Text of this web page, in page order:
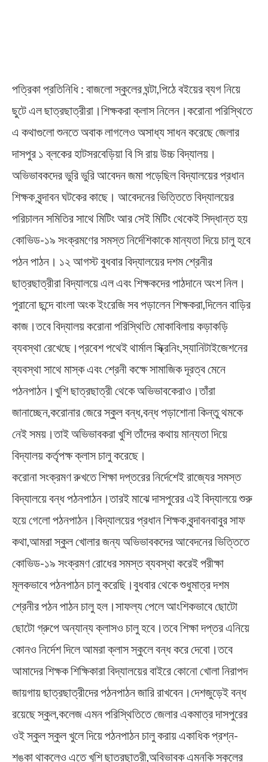
পত্রিকা প্রতিনিধি : বাজলো স্কুলের ঘন্টা,পিঠে বইয়ের ব্যগ নিয়ে
ছুটে এল ছাত্রছাত্রীরা।শিক্ষকরা ক্লাস নিলেন।করোনা পরিস্থিতে
এ কথাগুলো শুনতে অবাক লাগলেও অসাধ্য সাধন করেছে জেলার
দাসপুর ১ ব্লকের হাটসরবেড়িয়া বি সি রায় উচ্চ বিদ্যালয়।
অভিভাবকদের ভুরি ভুরি আবেদন জমা পড়েছিল বিদ্যালয়ের প্রধান
শিক্ষক বৃন্দাবন ঘটকের কাছে। আবেদনের ভিত্তিতে বিদ্যালয়ের
পরিচালন সমিতির সাথে মিটিং আর সেই মিটিং থেকেই সিদ্ধান্ত হয়
কোভিড-১৯ সংক্রমণের সমস্ত নির্দেশিকাকে মান্যতা দিয়ে চালু হবে
পঠন পাঠন। ১২ আগস্ট বুধবার বিদ্যালয়ের দশম শ্রেনীর
ছাত্রছাত্রীরা বিদ্যালয়ে এল এবং শিক্ষকদের পাঠদানে অংশ নিল।
পুরানো ছন্দে বাংলা অংক ইংরেজি সব পড়ালেন শিক্ষকরা,দিলেন বাড়ির
কাজ।তবে বিদ্যালয় করোনা পরিস্থিতি মোকাবিলায় কড়াকড়ি
ব্যবস্থা রেখেছে।প্রবেশ পথেই থার্মাল স্ক্রিনিং,স্যানিটাইজেশনের
ব্যবস্থা সাথে মাস্ক এবং শ্রেনী কক্ষে সামাজিক দূরত্ব মেনে
পঠনপাঠন।খুশি ছাত্রছাত্রী থেকে অভিভাবকেরাও।তাঁরা
জানাচ্ছেন,করোনার জেরে স্কুল বন্ধ,বন্ধ পড়াশোনা কিন্তু থমকে
নেই সময়।তাই অভিভাবকরা খুশি তাঁদের কথায় মান্যতা দিয়ে
বিদ্যালয় কর্তৃপক্ষ ক্লাস চালু করেছে।
করোনা সংক্রমণ রুখতে শিক্ষা দপ্তরের নির্দেশেই রাজ্যের সমস্ত
বিদ্যালয়ে বন্ধ পঠনপাঠন।তারই মাঝে দাসপুরের এই বিদ্যালয়ে শুরু
হয়ে গেলো পঠনপাঠন।বিদ্যালয়ের প্রধান শিক্ষক বৃন্দাবনবাবুর সাফ
কথা,আমরা স্কুল খোলার জন্য অভিভাবকদের আবেদনের ভিত্তিতে
কোভিড-১৯ সংক্রমণ রোধের সমস্ত ব্যবস্থা করেই পরীক্ষা
মূলকভাবে পঠনপাঠন চালু করেছি।বুধবার থেকে শুধুমাত্র দশম
শ্রেনীর পঠন পাঠন চালু হল।সাফল্য পেলে আংশিকভাবে ছোটো
ছোটো গ্রুপে অন্যান্য ক্লাসও চালু হবে।তবে শিক্ষা দপ্তর এনিয়ে
কোনও নির্দেশ দিলে আমরা ক্লাস স্কুলে বন্ধ করে দেবো।তবে
আমাদের শিক্ষক শিক্ষিকারা বিদ্যালয়ের বাইরে কোনো খোলা নিরাপদ
জায়গায় ছাত্রছাত্রীদের পঠনপাঠন জারি রাখবেন।দেশজুড়েই বন্ধ
রয়েছে স্কুল,কলেজ এমন পরিস্থিতিতে জেলার একমাত্র দাসপুরের
ওই স্কুল স্কুল খুলে দিয়ে পঠনপাঠন চালু করায় একাধিক প্রশ্ন-
শঙ্কা থাকলেও এতে খুশি ছাত্রছাত্রী,অবিভাবক এমনকি স্কুলের